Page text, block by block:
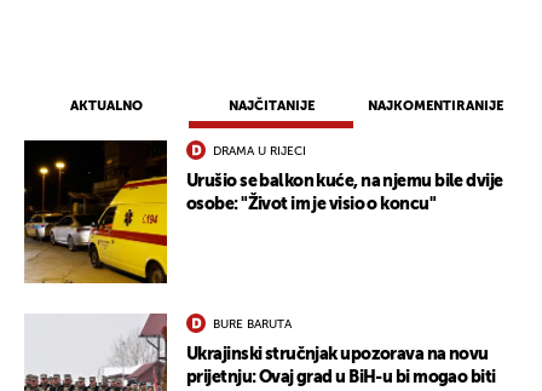
AKTUALNO NAJČITANIJE NAJKOMENTIRANIJE
DRAMA U RIJECI
Urušio se balkon kuće, na njemu bile dvije
osobe: "Život im je visio o koncu"
BURE BARUTA
Ukrajinski stručnjak upozorava na novu
prijetnju: Ovaj grad u BiH-u bi mogao biti